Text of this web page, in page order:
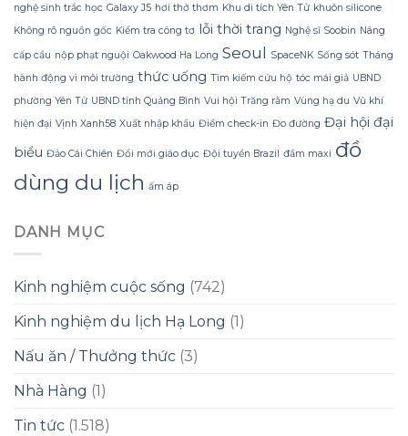
Gừng
Konus
nghệ sinh trắc học Galaxy J5 hơi thở thơm Khu di tích Yên Tử khuôn silicone
Không rõ nguồn gốc Kiểm tra công tơ lỗi thời trang Nghệ sĩ Soobin Nâng
cấp cầu nộp phạt nguội Oakwood Ha Long Seoul SpaceNK Sống sót Tháng
hành động vì môi trường thức uống Tìm kiếm cứu hộ tóc mái giả UBND
phường Yên Tử UBND tỉnh Quảng Bình Vui hội Trăng rằm Vùng hạ du Vũ khí
hiện đại Vịnh Xanh58 Xuất nhập khẩu Điểm check-in Đo đường Đại hội đại
biểu Đảo Cái Chiên Đổi mới giáo dục Đội tuyển Brazil đầm maxi đồ
dùng du lịch ấm áp
DANH MỤC
Kinh nghiệm cuộc sống (742)
Kinh nghiệm du lịch Hạ Long (1)
Nấu ăn / Thưởng thức (3)
Nhà Hàng (1)
Tin tức (1.518)